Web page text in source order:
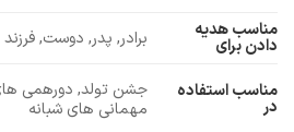
مناسب هدیه
دادن برای برادر, پدر, دوست,
مناسب استفاده
در
جشن تولد, دورهمی
مهمانی های شبانه